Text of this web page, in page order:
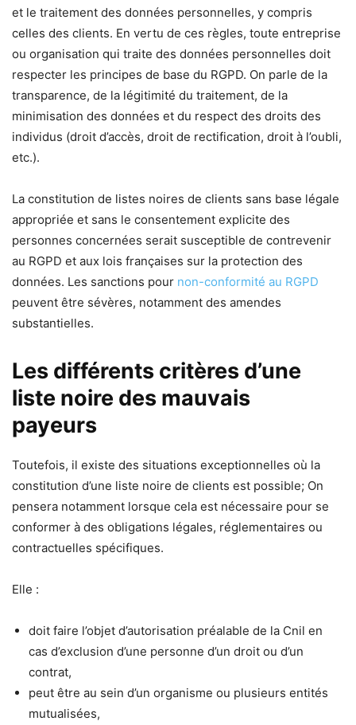
et le traitement des données personnelles, y compris
celles des clients. En vertu de ces règles, toute entreprise
ou organisation qui traite des données personnelles doit
respecter les principes de base du RGPD. On parle de la
transparence, de la légitimité du traitement, de la
minimisation des données et du respect des droits des
individus (droit d’accès, droit de rectification, droit à l’oubli,
etc.).
La constitution de listes noires de clients sans base légale
appropriée et sans le consentement explicite des
personnes concernées serait susceptible de contrevenir
au RGPD et aux lois françaises sur la protection des
données. Les sanctions pour non-conformité au RGPD
peuvent être sévères, notamment des amendes
substantielles.
Les différents critères d’une
liste noire des mauvais
payeurs
Toutefois, il existe des situations exceptionnelles où la
constitution d’une liste noire de clients est possible; On
pensera notamment lorsque cela est nécessaire pour se
conformer à des obligations légales, réglementaires ou
contractuelles spécifiques.
Elle :
doit faire l’objet d’autorisation préalable de la Cnil en
cas d’exclusion d’une personne d’un droit ou d’un
contrat,
peut être au sein d’un organisme ou plusieurs entités
mutualisées,